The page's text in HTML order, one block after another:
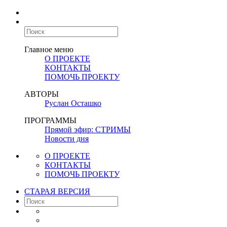
Главное меню
О ПРОЕКТЕ
КОНТАКТЫ
ПОМОЧЬ ПРОЕКТУ
АВТОРЫ
Руслан Осташко
ПРОГРАММЫ
Прямой эфир: СТРИМЫ
Новости дня
О ПРОЕКТЕ
КОНТАКТЫ
ПОМОЧЬ ПРОЕКТУ
СТАРАЯ ВЕРСИЯ